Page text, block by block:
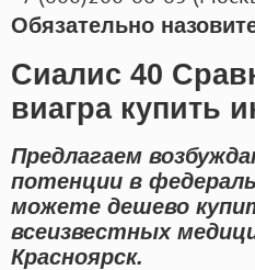
Обязательно
Сиалис 40
виагра купить
Предлагаем
потенции в
можете дешево
всеизвестных
Красноярск.